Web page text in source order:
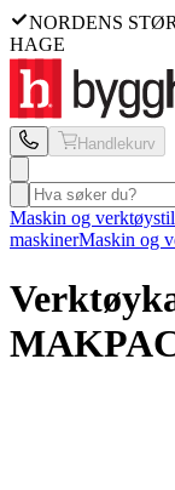
NORDENS
HAGE
Handlekurv
Maskin og
maskinerMaskin og